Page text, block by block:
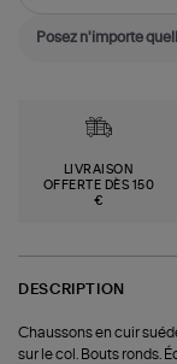
LIVRAISON
OFFERTE DÈS 150
€
DESCRIPTION
Chaussons en cuir
sur le col. Bouts ronds.